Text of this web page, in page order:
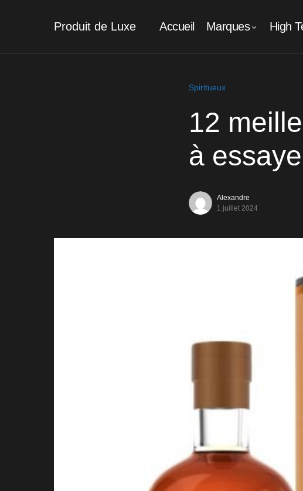
Produit de Luxe Accueil Marques High
Spiritueux
12
à
Alexandre
1 juillet 2024